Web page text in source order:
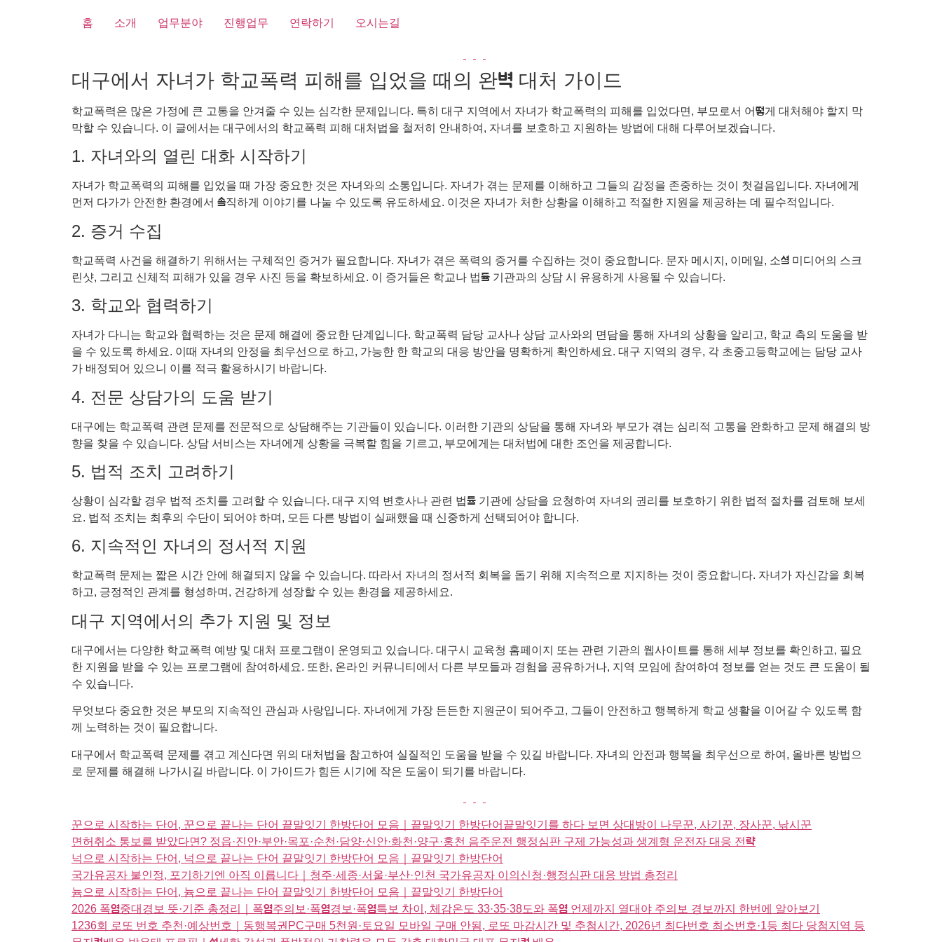
홈 소개 업무분야 진행업무 연락하기 오시는길
대구에서 자녀가 학교폭력 피해를 입었을 때의 완벽 대처 가이드
학교폭력은 많은 가정에 큰 고통을 안겨줄 수 있는 심각한 문제입니다. 특히 대구 지역에서 자녀가 학교폭력의 피해를 입었다면, 부모로서 어떻게 대처해야 할지 막
막할 수 있습니다. 이 글에서는 대구에서의 학교폭력 피해 대처법을 철저히 안내하여, 자녀를 보호하고 지원하는 방법에 대해 다루어보겠습니다.
1. 자녀와의 열린 대화 시작하기
자녀가 학교폭력의 피해를 입었을 때 가장 중요한 것은 자녀와의 소통입니다. 자녀가 겪는 문제를 이해하고 그들의 감정을 존중하는 것이 첫걸음입니다. 자녀에게
먼저 다가가 안전한 환경에서 솔직하게 이야기를 나눌 수 있도록 유도하세요. 이것은 자녀가 처한 상황을 이해하고 적절한 지원을 제공하는 데 필수적입니다.
2. 증거 수집
학교폭력 사건을 해결하기 위해서는 구체적인 증거가 필요합니다. 자녀가 겪은 폭력의 증거를 수집하는 것이 중요합니다. 문자 메시지, 이메일, 소셜 미디어의 스크
린샷, 그리고 신체적 피해가 있을 경우 사진 등을 확보하세요. 이 증거들은 학교나 법률 기관과의 상담 시 유용하게 사용될 수 있습니다.
3. 학교와 협력하기
자녀가 다니는 학교와 협력하는 것은 문제 해결에 중요한 단계입니다. 학교폭력 담당 교사나 상담 교사와의 면담을 통해 자녀의 상황을 알리고, 학교 측의 도움을 받
을 수 있도록 하세요. 이때 자녀의 안정을 최우선으로 하고, 가능한 한 학교의 대응 방안을 명확하게 확인하세요. 대구 지역의 경우, 각 초중고등학교에는 담당 교사
가 배정되어 있으니 이를 적극 활용하시기 바랍니다.
4. 전문 상담가의 도움 받기
대구에는 학교폭력 관련 문제를 전문적으로 상담해주는 기관들이 있습니다. 이러한 기관의 상담을 통해 자녀와 부모가 겪는 심리적 고통을 완화하고 문제 해결의 방
향을 찾을 수 있습니다. 상담 서비스는 자녀에게 상황을 극복할 힘을 기르고, 부모에게는 대처법에 대한 조언을 제공합니다.
5. 법적 조치 고려하기
상황이 심각할 경우 법적 조치를 고려할 수 있습니다. 대구 지역 변호사나 관련 법률 기관에 상담을 요청하여 자녀의 권리를 보호하기 위한 법적 절차를 검토해 보세
요. 법적 조치는 최후의 수단이 되어야 하며, 모든 다른 방법이 실패했을 때 신중하게 선택되어야 합니다.
6. 지속적인 자녀의 정서적 지원
학교폭력 문제는 짧은 시간 안에 해결되지 않을 수 있습니다. 따라서 자녀의 정서적 회복을 돕기 위해 지속적으로 지지하는 것이 중요합니다. 자녀가 자신감을 회복
하고, 긍정적인 관계를 형성하며, 건강하게 성장할 수 있는 환경을 제공하세요.
대구 지역에서의 추가 지원 및 정보
대구에서는 다양한 학교폭력 예방 및 대처 프로그램이 운영되고 있습니다. 대구시 교육청 홈페이지 또는 관련 기관의 웹사이트를 통해 세부 정보를 확인하고, 필요
한 지원을 받을 수 있는 프로그램에 참여하세요. 또한, 온라인 커뮤니티에서 다른 부모들과 경험을 공유하거나, 지역 모임에 참여하여 정보를 얻는 것도 큰 도움이 될
수 있습니다.
무엇보다 중요한 것은 부모의 지속적인 관심과 사랑입니다. 자녀에게 가장 든든한 지원군이 되어주고, 그들이 안전하고 행복하게 학교 생활을 이어갈 수 있도록 함
께 노력하는 것이 필요합니다.
대구에서 학교폭력 문제를 겪고 계신다면 위의 대처법을 참고하여 실질적인 도움을 받을 수 있길 바랍니다. 자녀의 안전과 행복을 최우선으로 하여, 올바른 방법으
로 문제를 해결해 나가시길 바랍니다. 이 가이드가 힘든 시기에 작은 도움이 되기를 바랍니다.
꾼으로 시작하는 단어, 꾼으로 끝나는 단어 끝말잇기 한방단어 모음｜끝말잇기 한방단어끝말잇기를 하다 보면 상대방이 나무꾼, 사기꾼, 장사꾼, 낚시꾼
면허취소 통보를 받았다면? 정읍·진안·부안·목포·순천·담양·신안·화천·양구·홍천 음주운전 행정심판 구제 가능성과 생계형 운전자 대응 전략
넉으로 시작하는 단어, 넉으로 끝나는 단어 끝말잇기 한방단어 모음｜끝말잇기 한방단어
국가유공자 불인정, 포기하기엔 아직 이릅니다｜청주·세종·서울·부산·인천 국가유공자 이의신청·행정심판 대응 방법 총정리
늄으로 시작하는 단어, 늄으로 끝나는 단어 끝말잇기 한방단어 모음｜끝말잇기 한방단어
2026 폭염중대경보 뜻·기준 총정리｜폭염주의보·폭염경보·폭염특보 차이, 체감온도 33·35·38도와 폭염 언제까지 열대야 주의보 경보까지 한번에 알아보기
1236회 로또 번호 추천·예상번호｜동행복권PC구매 5천원·토요일 모바일 구매 안됨, 로또 마감시간 및 추첨시간, 2026년 최다번호 최소번호·1등 최다 당첨지역 등